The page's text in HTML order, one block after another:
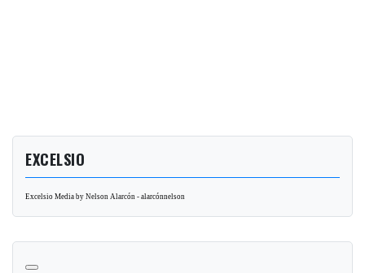
EXCELSIO
Excelsio Media by Nelson Alarcón - alarcónnelson